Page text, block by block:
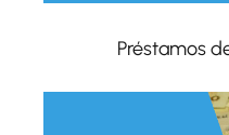
Préstamos